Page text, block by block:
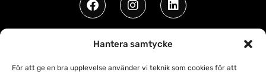
Hantera samtycke
För att ge en bra upplevelse använder vi teknik som cookies för att
©2019 - 2026 Digitizeit AB • All Rights